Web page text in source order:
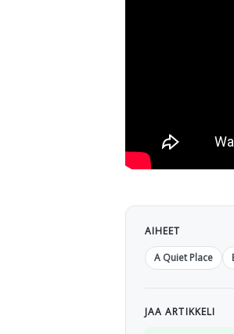
AIHEET
A Quiet Place
JAA ARTIKKELI